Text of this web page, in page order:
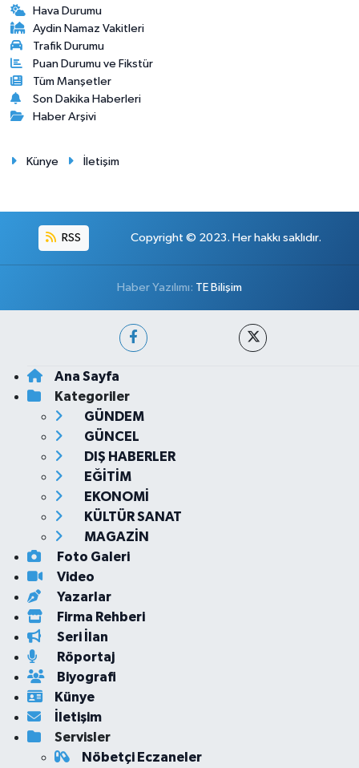
Hava Durumu
Aydin Namaz Vakitleri
Trafik Durumu
Puan Durumu ve Fikstür
Tüm Manşetler
Son Dakika Haberleri
Haber Arşivi
Künye İletişim
RSS Copyright © 2023. Her hakkı saklıdır.
Haber Yazılımı: TE Bilişim
Ana Sayfa
Kategoriler
GÜNDEM
GÜNCEL
DIŞ HABERLER
EĞİTİM
EKONOMİ
KÜLTÜR SANAT
MAGAZİN
Foto Galeri
Video
Yazarlar
Firma Rehberi
Seri İlan
Röportaj
Biyografi
Künye
İletişim
Servisler
Nöbetçi Eczaneler